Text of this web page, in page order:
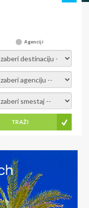
Agenciji
destinaciju -
agenciju -
smestaj -
TRAŽI